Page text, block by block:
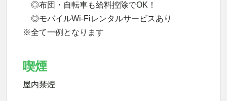
◎布団・自転車も給料控除でOK！
◎モバイルWi-Fiレンタルサービスあり
※全て一例となります
喫煙
屋内禁煙